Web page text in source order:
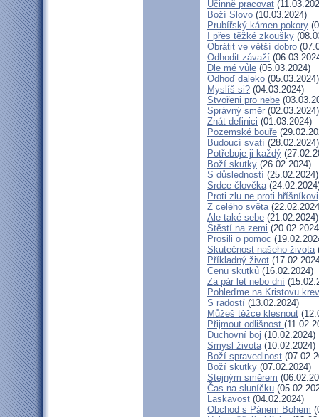
Účinně pracovat
Boží Slovo (10.03.2024)
Prubířský kámen pokory
I přes těžké zkoušky
Obrátit ve větší dobro
Odhodit závaží
Dle mé vůle (05.03.2024)
Odhoď daleko (05.03.2024)
Myslíš si? (04.03.2024)
Stvořeni pro nebe
Správný směr (02.03.2024)
Znát definici (01.03.2024)
Pozemské bouře
Budoucí svatí (28.02.2024)
Potřebuje ji každý
Boží skutky (26.02.2024)
S důsledností (25.02.2024)
Srdce člověka
Proti zlu ne proti hříšníkovi
Z celého světa
Ale také sebe (21.02.2024)
Štěstí na zemi
Prosili o pomoc
Skutečnost našeho života
Příkladný život
Cenu skutků (16.02.2024)
Za pár let nebo dní
Pohleďme na Kristovu krev
S radostí (13.02.2024)
Můžeš těžce klesnout
Přijmout odlišnost
Duchovní boj (10.02.2024)
Smysl života(10.02.2024)
Boží spravedlnost
Boží skutky (07.02.2024)
Stejným směrem
Čas na sluníčku
Laskavost (04.02.2024)
Obchod s Pánem Bohem